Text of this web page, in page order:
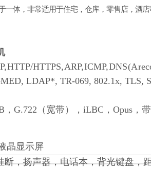
一体，非常适用于住宅，仓库，零售店，酒店
HTTP/HTTPS,ARP,ICMP,DNS(A
LDAP*, TR-069, 802.1x, TLS,
，G.722（宽带），iLBC，Opus，
晶显示屏
断，扬声器，电话本，背光键盘，